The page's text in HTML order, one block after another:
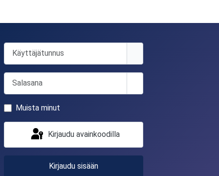
Käyttäjätunnus
Salasana
Muista minut
Kirjaudu avainkoodilla
Kirjaudu sisään